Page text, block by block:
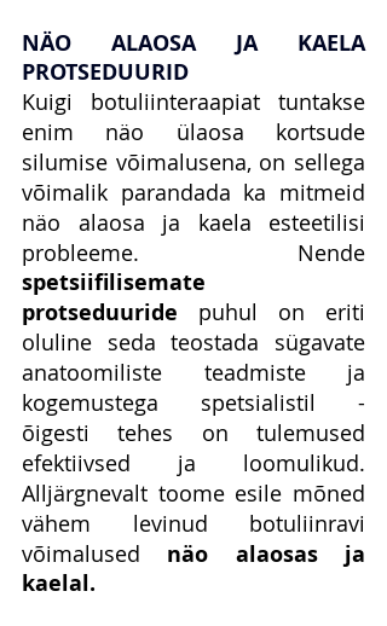
NÄO ALAOSA JA KAELA
PROTSEDUURID
Kuigi botuliinteraapiat tuntakse
enim näo ülaosa kortsude
silumise võimalusena, on sellega
võimalik parandada ka mitmeid
näo alaosa ja kaela esteetilisi
spetsiifilisemate
protseduuride puhul on eriti
oluline seda teostada sügavate
anatoomiliste teadmiste ja
kogemustega spetsialistil -
õigesti tehes on tulemused
efektiivsed ja loomulikud.
Alljärgnevalt toome esile mõned
vähem levinud botuliinravi
võimalused näo alaosas ja
kaelal.